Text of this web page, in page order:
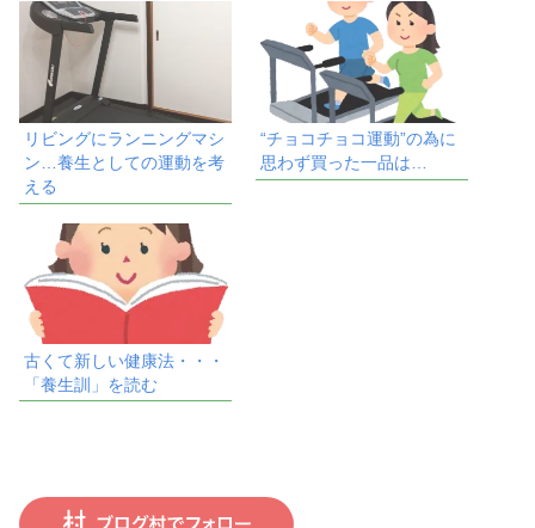
リビングにランニングマシ
ン…養生としての運動を考
える
“チョコチョコ運動”の為に
思わず買った一品は…
古くて新しい健康法・・・
「養生訓」を読む